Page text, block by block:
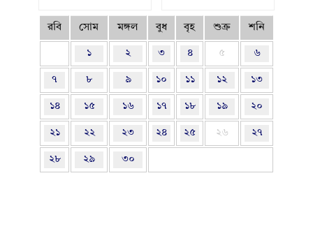
রবি সোম মঙ্গল বুধ বৃহ শুক্র শনি
১ ২ ৩ ৪ ৫ ৬
৭ ৮ ৯ ১০ ১১ ১২ ১৩
১৪ ১৫ ১৬ ১৭ ১৮ ১৯ ২০
২১ ২২ ২৩ ২৪ ২৫ ২৬ ২৭
২৮ ২৯ ৩০